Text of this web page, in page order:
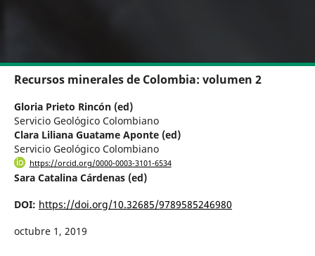
Recursos minerales de Colombia: volumen 2
Gloria Prieto Rincón (ed)
Servicio Geológico Colombiano
Clara Liliana Guatame Aponte (ed)
Servicio Geológico Colombiano
https://orcid.org/0000-0003-3101-6534
Sara Catalina Cárdenas (ed)
DOI: https://doi.org/10.32685/9789585246980
octubre 1, 2019